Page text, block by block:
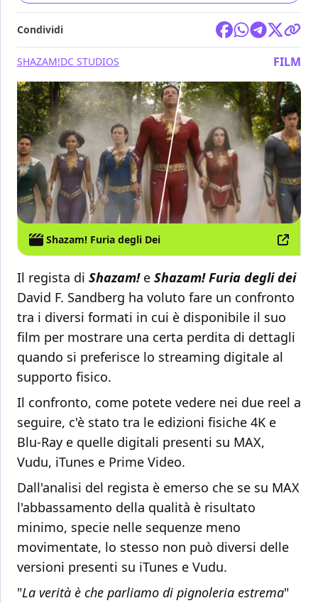
Condividi
SHAZAM!DC STUDIOS FILM
Shazam! Furia degli Dei
Il regista di Shazam! e Shazam! Furia degli dei
David F. Sandberg ha voluto fare un confronto
tra i diversi formati in cui è disponibile il suo
film per mostrare una certa perdita di dettagli
quando si preferisce lo streaming digitale al
supporto fisico.
Il confronto, come potete vedere nei due reel a
seguire, c'è stato tra le edizioni fisiche 4K e
Blu-Ray e quelle digitali presenti su MAX,
Vudu, iTunes e Prime Video.
Dall'analisi del regista è emerso che se su MAX
l'abbassamento della qualità è risultato
minimo, specie nelle sequenze meno
movimentate, lo stesso non può diversi delle
versioni presenti su iTunes e Vudu.
"La verità è che parliamo di pignoleria estrema"